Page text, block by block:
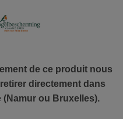
de ce produit nous
directement dans
(Namur ou Bruxelles).